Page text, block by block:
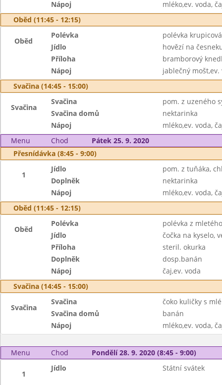
Nápoj
mléko,ev. voda,
Oběd (11:45 - 12:15)
Oběd
Polévka
polévka
Jídlo
hovězí na
Příloha
bramborový
Nápoj
jablečný mošt,ev.
Svačina (14:45 - 15:00)
Svačina
Svačina
pom. z uzeného
Svačina domů
nektarinka
Nápoj
mléko,ev. voda,
Menu
Chod
Pátek 25. 9. 2020
Přesnídávka (8:45 - 9:00)
1
Jídlo
pom. z tuňáka,
Doplněk
nektarinka
Nápoj
mléko,ev. voda,
Oběd (11:45 - 12:15)
Oběd
Polévka
polévka z
Jídlo
čočka na kyselo,
Příloha
steril. okurka
Doplněk
dosp.banán
Nápoj
čaj,ev. voda
Svačina (14:45 - 15:00)
Svačina
Svačina
čoko kuličky s
Svačina domů
banán
Nápoj
mléko,ev. voda,
Menu Chod Pondělí 28. 9. 2020 (8:45 - 9:00)
1
Jídlo Státní svátek